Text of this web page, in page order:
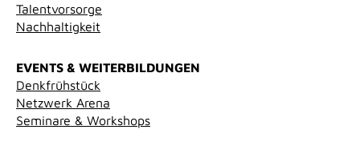
Talentvorsorge
Nachhaltigkeit
EVENTS & WEITERBILDUNGEN
Denkfrühstück
Netzwerk Arena
Seminare & Workshops